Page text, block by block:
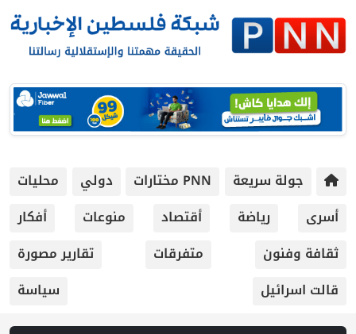
جولة سريعة PNN مختارات دولي
محليات
أسرى
رياضة أقتصاد منوعات
أفكار
ثقافة وفنون
متفرقات
تقارير مصورة
قالت اسرائيل
سياسة